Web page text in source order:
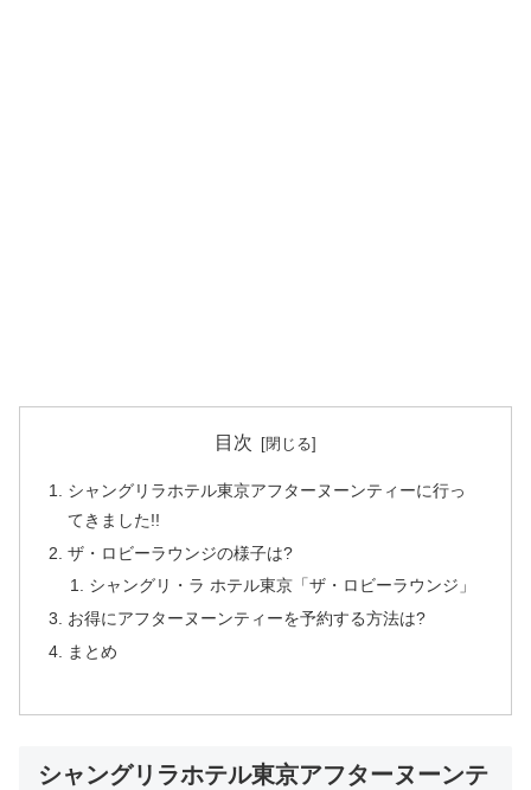
目次
シャングリラホテル東京アフターヌーンティーに行っ
てきました!!
ザ・ロビーラウンジの様子は?
シャングリ・ラ ホテル東京「ザ・ロビーラウンジ」
お得にアフターヌーンティーを予約する方法は?
まとめ
シャングリラホテル東京アフターヌーンテ